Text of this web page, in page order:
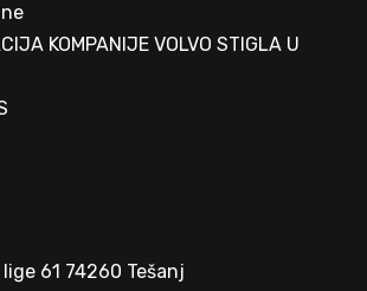
KOMPANIJE VOLVO STIGLA U
61 74260 Tešanj